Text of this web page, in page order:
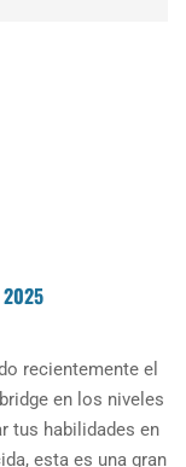
recientemente el
en los niveles
tus habilidades en
esta es una gran